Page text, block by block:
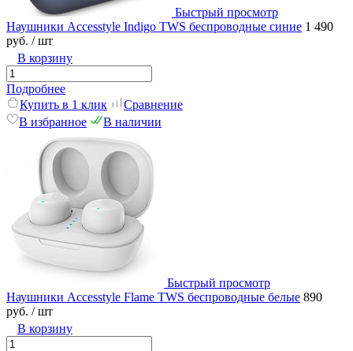
Быстрый просмотр
Наушники Accesstyle Indigo TWS беспроводные синие 1 490
руб. / шт
В корзину
Подробнее
Купить в 1 клик
Сравнение
В избранное
В наличии
Быстрый просмотр
Наушники Accesstyle Flame TWS беспроводные белые 890
руб. / шт
В корзину